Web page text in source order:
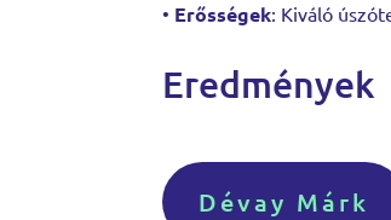
• Erősségek: Kiváló
Eredmények
Dévay Márk